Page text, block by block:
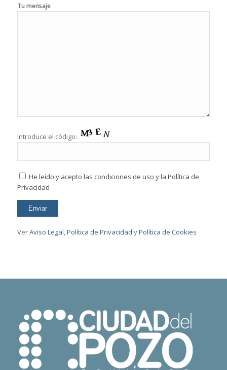
Tu mensaje
Introduce el código:
He leído y acepto las condiciones de uso y la Política de
Privacidad
VerAviso Legal,Política de Privacidad yPolítica de Cookies